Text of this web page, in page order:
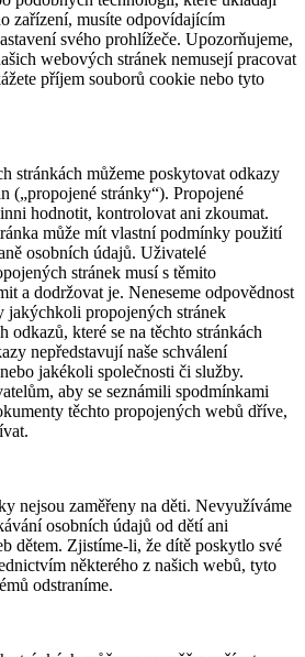
zařízení, musíte odpovídajícím
svého prohlížeče. Upozorňujeme,
webových stránek nemusejí pracovat
příjem souborů cookie nebo tyto
stránkách můžeme poskytovat odkazy
(„propojené stránky“). Propojené
hodnotit, kontrolovat ani zkoumat.
může mít vlastní podmínky použití
osobních údajů. Uživatelé
stránek musí s těmito
a dodržovat je. Neneseme odpovědnost
jakýchkoli propojených stránek
odkazů, které se na těchto stránkách
nepředstavují naše schválení
jakékoli společnosti či služby.
aby se seznámili spodmínkami
těchto propojených webů dříve,
nejsou zaměřeny na děti. Nevyužíváme
osobních údajů od dětí ani
dětem. Zjistíme-li, že dítě poskytlo své
některého z našich webů, tyto
odstraníme.